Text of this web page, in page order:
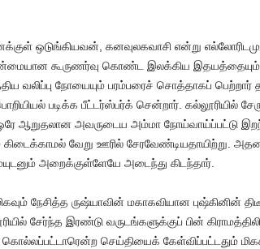
ஒடுங்கியவன், கனவுலகவாசி என்று
கூருணர்வு கொண்ட இலக்கிய
வலிப்பு நோயையும் பரம்பரைச் சொத்தாகப்
படிக்க பீட்டர்ஸ்பர்க் சென்றார். கல்லூரியில்
ஆறுதலான அவருடைய அம்மா நோய்வாய்ப்பட்டு
வேறு ஊரில் சேரவேண்டியதாயிற்று.
அறைக்குள்ளேயே அடைந்து கிடந்தார்.
நேசித்த ருஷ்யாவின் மகாகவியான புஷ்கினின்
சேர்ந்த இரண்டு வருடங்களுக்குப் பின்
கொல்லப்பட்டாரென்ற செய்தியைக் கேள்விப்பட்டதும்